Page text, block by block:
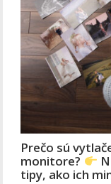
Prečo sú
monitore?
tipy, ako ich